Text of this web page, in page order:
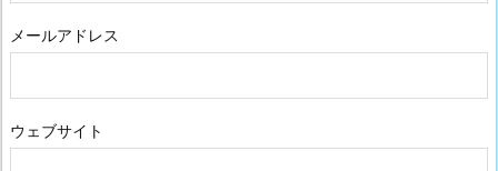
メールアドレス
ウェブサイト